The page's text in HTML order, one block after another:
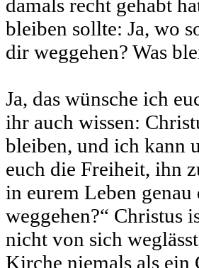
damals recht gehabt
bleiben sollte: Ja, wo
dir weggehen? Was
Ja, das wünsche ich
ihr auch wissen:
bleiben, und ich kann
euch die Freiheit, ihn
in eurem Leben
weggehen?“ Christus
nicht von sich
Kirche niemals als ein